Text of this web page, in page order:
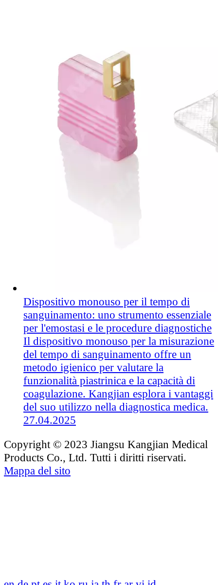
Dispositivo monouso per il tempo di
sanguinamento: uno strumento essenziale
per l'emostasi e le procedure diagnostiche
Il dispositivo monouso per la misurazione
del tempo di sanguinamento offre un
metodo igienico per valutare la
funzionalità piastrinica e la capacità di
coagulazione. Kangjian esplora i vantaggi
del suo utilizzo nella diagnostica medica.
27.04.2025
Copyright © 2023 Jiangsu Kangjian Medical
Products Co., Ltd. Tutti i diritti riservati.
Mappa del sito